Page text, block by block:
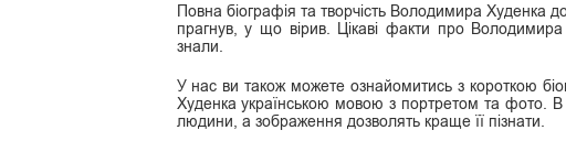
Повна біографія та творчість Володимира Худенка
прагнув, у що вірив. Цікаві факти про
знали.
У нас ви також можете ознайомитись з короткою
Худенка українською мовою з портретом та фото. В
людини, а зображення дозволять краще її пізнати.